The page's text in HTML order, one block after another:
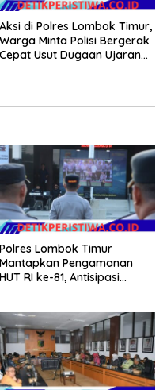
Aksi di Polres Lombok Timur,
Warga Minta Polisi Bergerak
Cepat Usut Dugaan Ujaran
Polres Lombok Timur
Mantapkan Pengamanan
HUT RI ke-81, Antisipasi